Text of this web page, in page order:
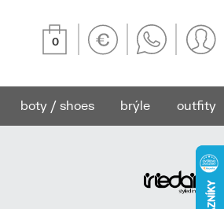
0
boty / shoes brýle outfity